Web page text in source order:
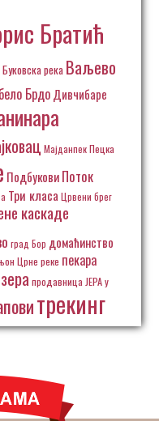
Братић
Буковска река Ваљево
БрдоДивчибаре
Мајданпек Пецка
ПодбуковиПоток
Три класа Црвени брег
каскаде
град Бор домаћинство
Црне реке пекара
продавница ЈЕРА у
трекинг